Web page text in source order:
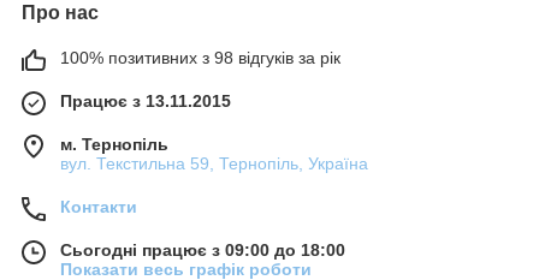
Про нас
100% позитивних з 98 відгуків за рік
Працює з 13.11.2015
м. Тернопіль
вул. Текстильна 59, Тернопіль, Україна
Контакти
Сьогодні працює з 09:00 до 18:00
Показати весь графік роботи